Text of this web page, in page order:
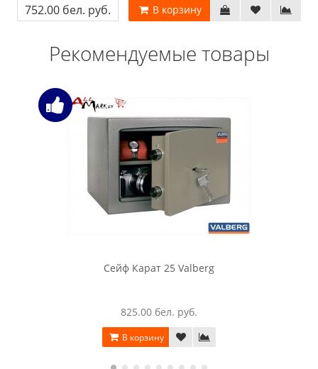
752.00 бел. руб. В корзину
Рекомендуемые товары
Сейф Карат 25 Valberg
825.00 бел. руб.
В корзину